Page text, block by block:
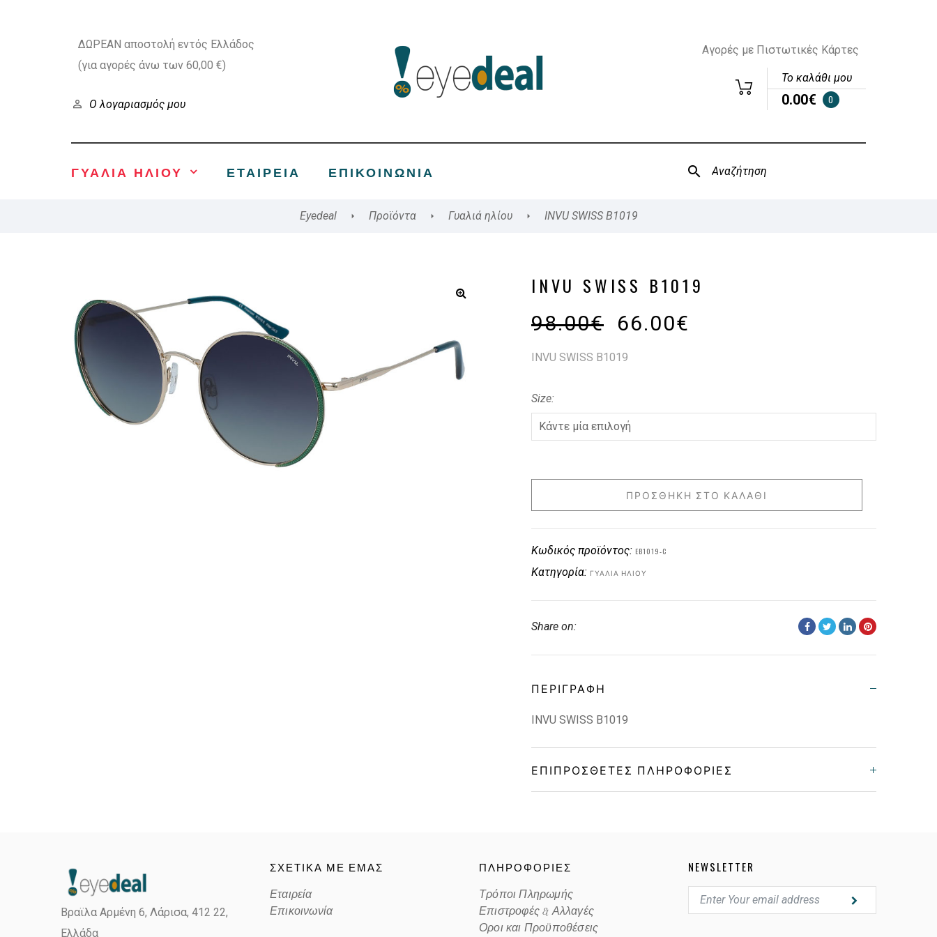
ΔΩΡΕΑΝ αποστολή εντός Ελλάδος
(για αγορές άνω των 60,00 €)
Ο λογαριασμός μου
Αγορές με Πιστωτικές Κάρτες
Το καλάθι μου
0.00€ 0
ΓΥΑΛΙΑ ΗΛΙΟΥ ΕΤΑΙΡΕΊΑ ΕΠΙΚΟΙΝΩΝΊΑ
Eyedeal Προϊόντα Γυαλιά ηλίου INVU SWISS B1019
INVU SWISS B1019
98.00€ 66.00€
INVU SWISS B1019
Size
ΠΡΟΣΘΉΚΗ ΣΤΟ ΚΑΛΆΘΙ
Κωδικός προϊόντος: EB1019-C
Κατηγορία: ΓΥΑΛΙΆ ΗΛΊΟΥ
Share on:
ΠΕΡΙΓΡΑΦΉ
INVU SWISS B1019
ΕΠΙΠΡΌΣΘΕΤΕΣ ΠΛΗΡΟΦΟΡΊΕΣ
Lens Color POLARIZED GRADIENT GRAY
Βραϊλα Αρμένη 6, Λάρισα, 412 22,
Ελλάδα
ΣΧΕΤΙΚΑ ΜΕ ΕΜΑΣ
Εταιρεία
Επικοινωνία
ΠΛΗΡΟΦΟΡΙΕΣ
Τρόποι Πληρωμής
Επιστροφές & Αλλαγές
Οροι και Προϋποθέσεις
NEWSLETTER